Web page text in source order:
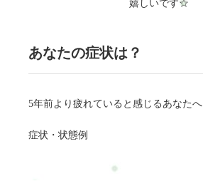
嬉しいです☆
あなたの症状は？
5年前より疲れていると感じるあなたへ
症状・状態例